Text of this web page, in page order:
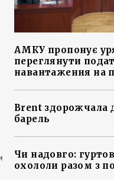
АМКУ пропонує
переглянути
навантаження на
Brent здорожчала
барель
Чи надовго:
охололи разом з